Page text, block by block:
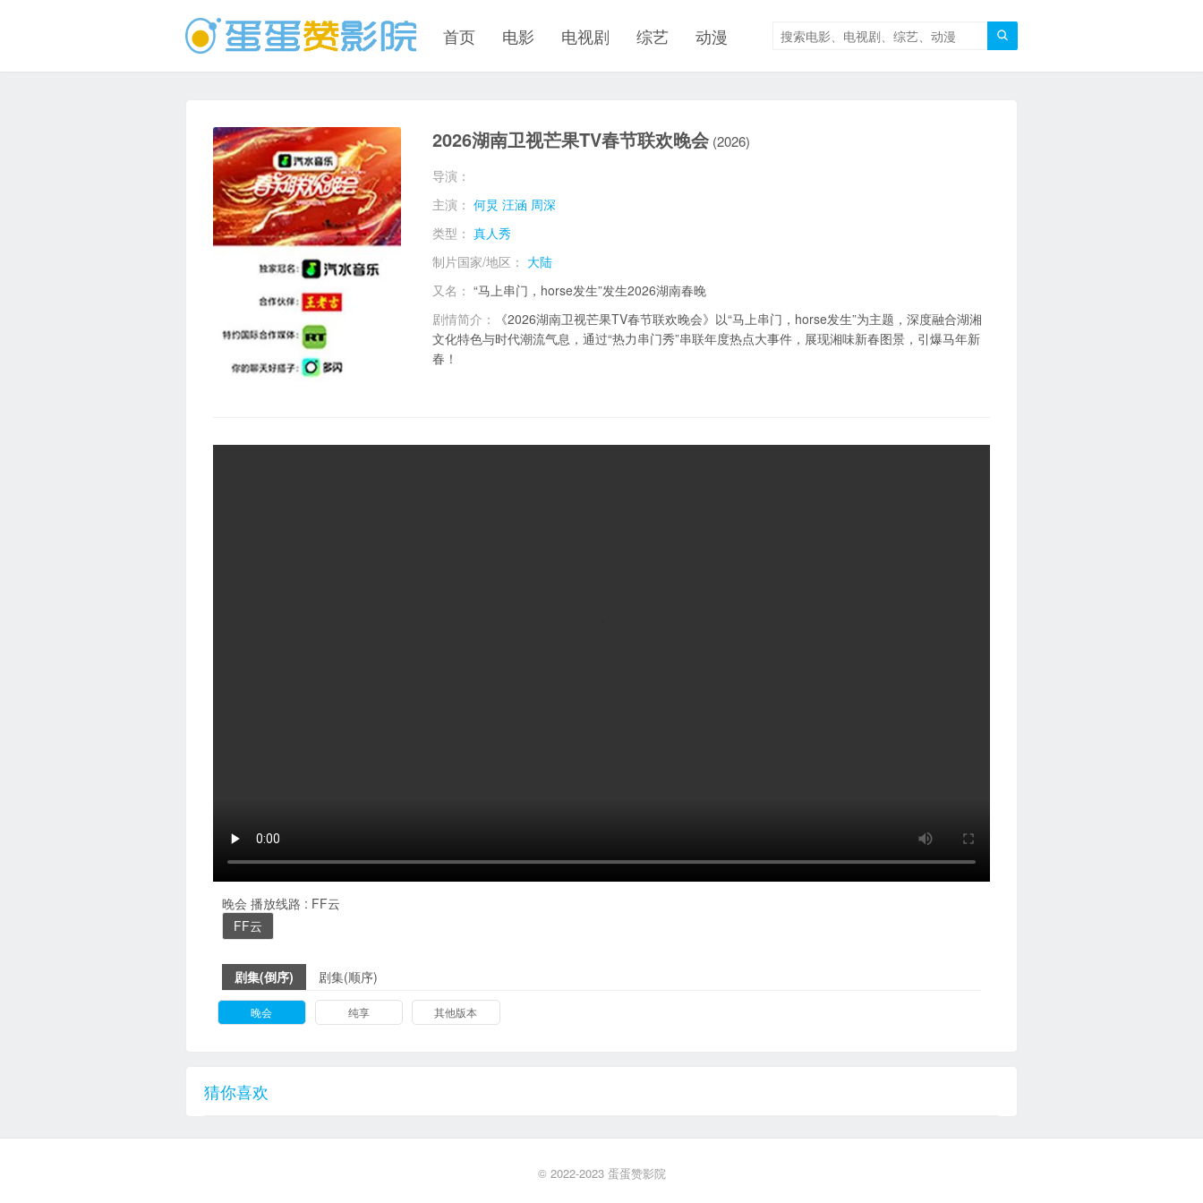

首页 电影 电视剧 综艺 动漫
2026湖南卫视芒果TV春节联欢晚会 (2026)
导演：
主演： 何炅 汪涵 周深
类型： 真人秀
制片国家/地区： 大陆
又名： “马上串门，horse发生”发生2026湖南春晚
剧情简介：
《2026湖南卫视芒果TV春节联欢晚会》以“马上串门，horse发生”为主题，深度融合湖湘
文化特色与时代潮流气息，通过“热力串门秀”串联年度热点大事件，展现湘味新春图景，引爆马年新
春！
晚会 播放线路 : FF云
FF云
剧集(倒序) 剧集(顺序)
晚会 纯享 其他版本
猜你喜欢
© 2022-2023 蛋蛋赞影院